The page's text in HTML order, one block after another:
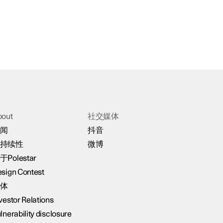
续性
Polestar
Contest
Relations
disclosure
社交媒体
抖音
微博